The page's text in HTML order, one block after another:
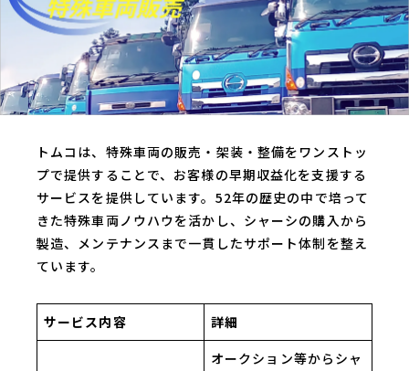
トムコは、特殊車両の販売・架装・整備をワンストッ
プで提供することで、お客様の早期収益化を支援する
サービスを提供しています。52年の歴史の中で培って
きた特殊車両ノウハウを活かし、シャーシの購入から
製造、メンテナンスまで一貫したサポート体制を整え
ています。
サービス内容 詳細
オークション等からシャ